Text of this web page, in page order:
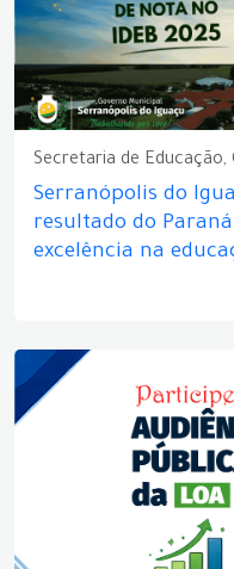
Secretaria de
Serranópolis do
resultado do
excelência na